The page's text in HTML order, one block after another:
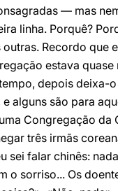
— mas
linha. Porquê?
Recordo que
estava
depois deixa-
alguns são para
Congregação da
três irmãs
sei falar chinês:
o sorriso... Os